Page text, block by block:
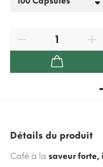
Détails du produit
Café à la saveur forte,